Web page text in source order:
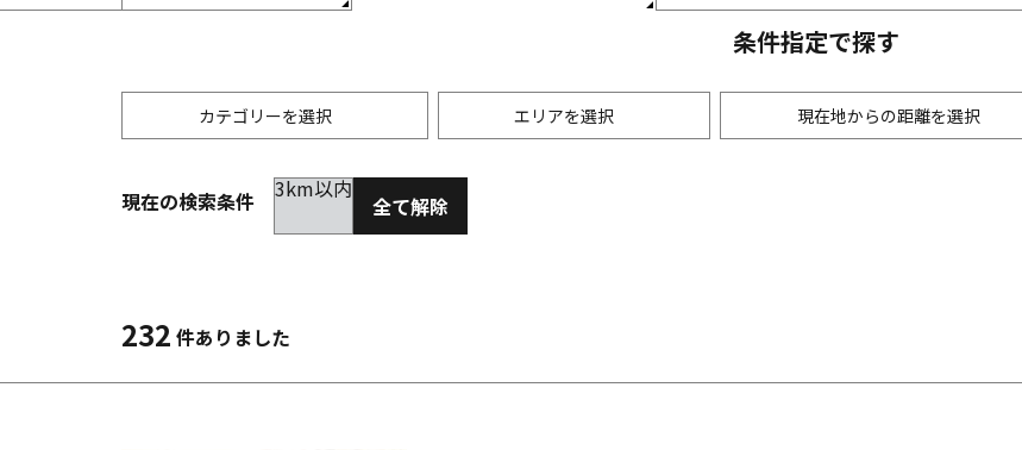
条件指定で探す
カテゴリーを選択 エリアを選択 現在地からの距離を選択
居酒屋
韓国料理
金沢(片町･香林坊･にし茶屋周辺)
金沢市他・野々市・白山・内灘
未選択
現在の検索条件 3km以内
全て解除
232 件ありました